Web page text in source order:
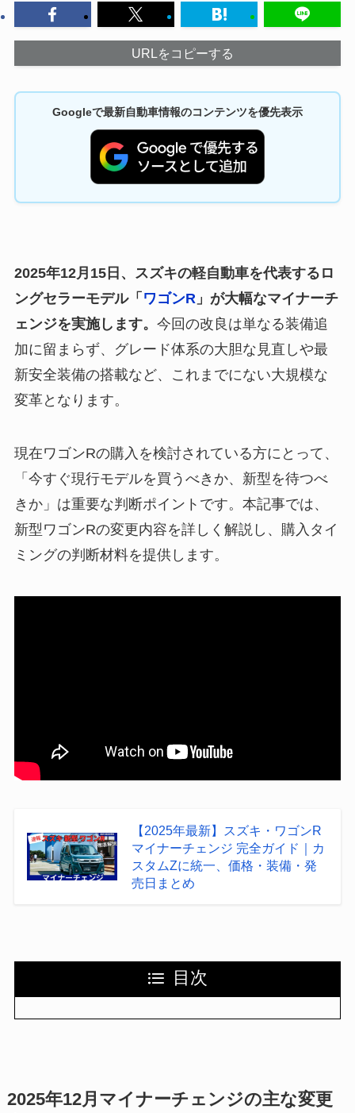
URLをコピーする
Googleで最新自動車情報のコンテンツを優先表示
2025年12月15日、スズキの軽自動車を代表するロ
ングセラーモデル「 ワゴンR 」が大幅なマイナーチ
ェンジを実施します。 今回の改良は単なる装備追
加に留まらず、グレード体系の大胆な見直しや最
新安全装備の搭載など、これまでにない大規模な
変革となります。
現在ワゴンRの購入を検討されている方にとって、
「今すぐ現行モデルを買うべきか、新型を待つべ
きか」は重要な判断ポイントです。本記事では、
新型ワゴンRの変更内容を詳しく解説し、購入タイ
ミングの判断材料を提供します。
【2025年最新】スズキ・ワゴンR
マイナーチェンジ 完全ガイド｜カ
スタムZに統一、価格・装備・発
売日まとめ
目次
2025年12月マイナーチェンジの主な変更